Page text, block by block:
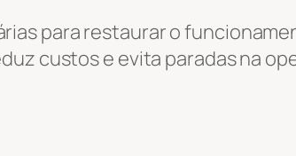
para restaurar o
custos e evita paradas na